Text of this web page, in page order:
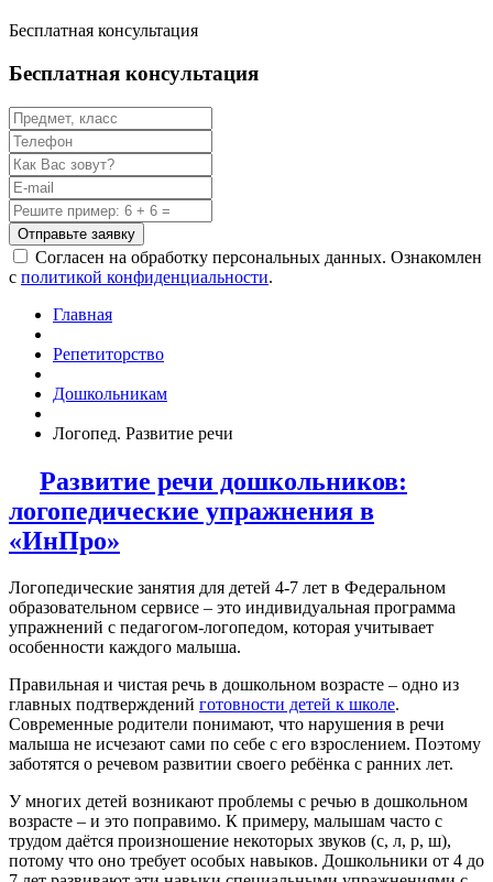
Бесплатная консультация
Бесплатная консультация
Отправьте заявку
Согласен на обработку персональных данных. Ознакомлен
с политикой конфиденциальности.
Главная
Репетиторство
Дошкольникам
Логопед. Развитие речи
Развитие речи дошкольников:
логопедические упражнения в
«ИнПро»
Логопедические занятия для детей 4-7 лет в Федеральном
образовательном сервисе – это индивидуальная программа
упражнений с педагогом-логопедом, которая учитывает
особенности каждого малыша.
Правильная и чистая речь в дошкольном возрасте – одно из
главных подтверждений готовности детей к школе.
Современные родители понимают, что нарушения в речи
малыша не исчезают сами по себе с его взрослением. Поэтому
заботятся о речевом развитии своего ребёнка с ранних лет.
У многих детей возникают проблемы с речью в дошкольном
возрасте – и это поправимо. К примеру, малышам часто с
трудом даётся произношение некоторых звуков (с, л, р, ш),
потому что оно требует особых навыков. Дошкольники от 4 до